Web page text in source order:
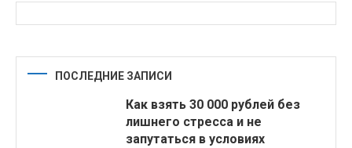
ПОСЛЕДНИЕ ЗАПИСИ
Как взять 30 000 рублей без
лишнего стресса и не
запутаться в условиях